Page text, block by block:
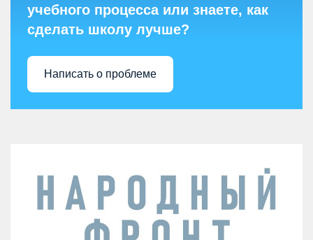
учебного процесса или знаете, как
сделать школу лучше?
Написать о проблеме